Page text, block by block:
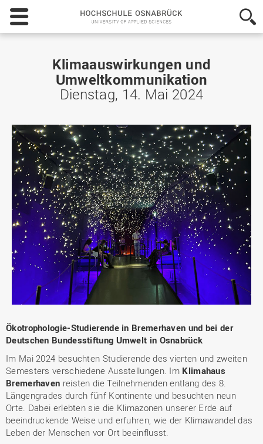
Hochschule
Osnabrück
-
of
Applied
Sciences
Klimaauswirkungen und
Umweltkommunikation
Dienstag, 14. Mai 2024
Ökotrophologie-Studierende in Bremerhaven und bei der
Deutschen Bundesstiftung Umwelt in Osnabrück
Im Mai 2024 besuchten Studierende des vierten und zweiten
Semesters verschiedene Ausstellungen. Im Klimahaus
Bremerhaven reisten die Teilnehmenden entlang des 8.
Längengrades durch fünf Kontinente und besuchten neun
Orte. Dabei erlebten sie die Klimazonen unserer Erde auf
beeindruckende Weise und erfuhren, wie der Klimawandel das
Leben der Menschen vor Ort beeinflusst.